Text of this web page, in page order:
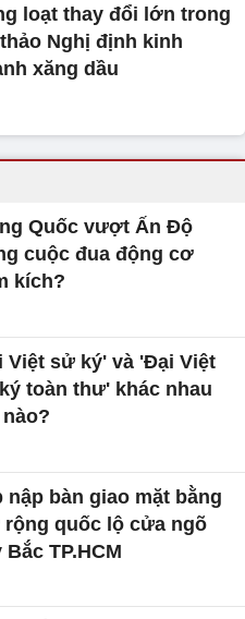
loạt thay đổi lớn trong
Nghị định kinh
xăng dầu
Quốc vượt Ấn Độ
cuộc đua động cơ
kích?
Việt sử ký' và 'Đại Việt
toàn thư' khác nhau
nập bàn giao mặt bằng
rộng quốc lộ cửa ngõ
Bắc TP.HCM